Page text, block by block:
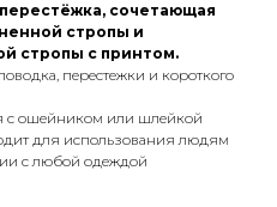
сочетающая
стропы и
стропы с принтом.
перестежки и короткого
с ошейником или шлейкой
для использования людям
с любой одеждой